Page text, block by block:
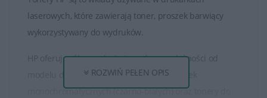
laserowych, które zawierają toner, proszek barwiący
wykorzystywany do wydruków.
HP oferuje różne rodzaje tonerów, w zależności od
modelu drukarki. Istnieją tonery do drukarek
monochromatycznych (czarno-białych) oraz tonery do
ROZWIŃ PEŁEN OPIS